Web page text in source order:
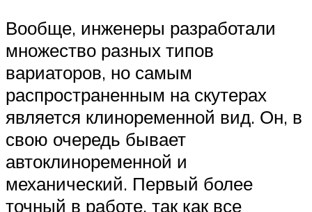
Вообще, инженеры разработали
множество разных типов
вариаторов, но самым
распространенным на скутерах
является клиноременной вид. Он, в
свою очередь бывает
автоклиноременной и
механический. Первый более
точный в работе, так как все